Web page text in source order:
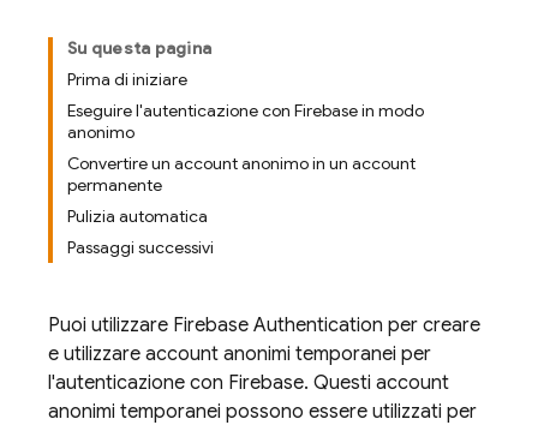
Su questa pagina
Prima di iniziare
Eseguire l'autenticazione con Firebase in modo
anonimo
Convertire un account anonimo in un account
permanente
Pulizia automatica
Passaggi successivi
Puoi utilizzare Firebase Authentication per creare
e utilizzare account anonimi temporanei per
l'autenticazione con Firebase. Questi account
anonimi temporanei possono essere utilizzati per